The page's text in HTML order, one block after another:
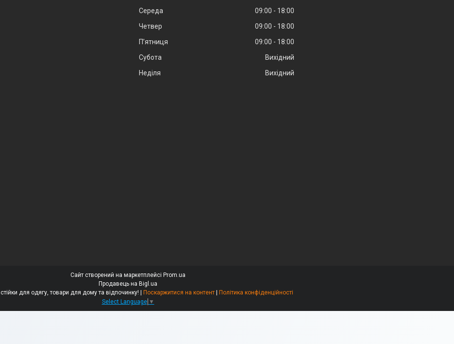
Середа
09:00
18:00
Четвер
09:00
18:00
Пʼятниця
09:00
18:00
Субота
Вихідний
Неділя
Вихідний
Сайт створений на маркетплейсі Prom.ua
Продавець на Bigl.ua
Поскаржитися на контент
Політика конфіденційності
Select Language ▼